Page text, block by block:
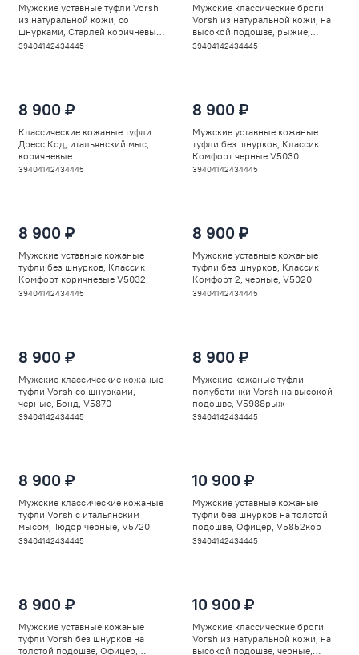
Мужские уставные туфли Vorsh
из натуральной кожи, со
шнурками, Старлей коричневые,
V5932
39404142434445
Мужские классические броги
Vorsh из натуральной кожи, на
высокой подошве, рыжие,
V5948
39404142434445
8 900 ₽
Классические кожаные туфли
Дресс Код, итальянский мыс,
коричневые
39404142434445
8 900 ₽
Мужские уставные кожаные
туфли без шнурков, Классик
Комфорт черные V5030
39404142434445
8 900 ₽
Мужские уставные кожаные
туфли без шнурков, Классик
Комфорт коричневые V5032
39404142434445
8 900 ₽
Мужские уставные кожаные
туфли без шнурков, Классик
Комфорт 2, черные, V5020
39404142434445
8 900 ₽
Мужские классические кожаные
туфли Vorsh со шнурками,
черные, Бонд, V5870
39404142434445
8 900 ₽
Мужские кожаные туфли -
полуботинки Vorsh на высокой
подошве, V5988рыж
39404142434445
8 900 ₽
Мужские классические кожаные
туфли Vorsh с итальянским
мысом, Тюдор черные, V5720
39404142434445
10 900 ₽
Мужские уставные кожаные
туфли без шнурков на толстой
подошве, Офицер, V5852кор
39404142434445
8 900 ₽
Мужские уставные кожаные
туфли Vorsh без шнурков на
толстой подошве, Офицер,
10 900 ₽
Мужские классические броги
Vorsh из натуральной кожи, на
высокой подошве, черные,